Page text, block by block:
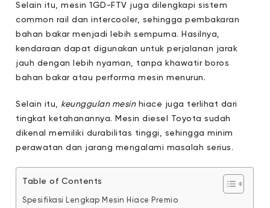
Selain itu, mesin 1GD-FTV juga dilengkapi sistem
common rail dan intercooler, sehingga pembakaran
bahan bakar menjadi lebih sempurna. Hasilnya,
kendaraan dapat digunakan untuk perjalanan jarak
jauh dengan lebih nyaman, tanpa khawatir boros
bahan bakar atau performa mesin menurun.
Selain itu, keunggulan mesinhiace juga terlihat dari
tingkat ketahanannya. Mesin diesel Toyota sudah
dikenal memiliki durabilitas tinggi, sehingga minim
perawatan dan jarang mengalami masalah serius.
Table of Contents
Spesifikasi Lengkap Mesin Hiace Premio